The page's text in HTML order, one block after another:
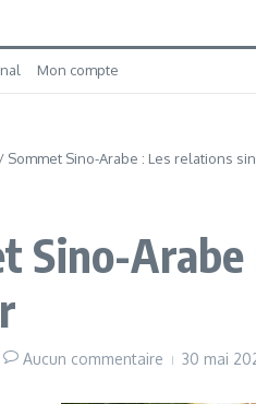
Mon compte
/ Sommet Sino-Arabe : Les relations
Sino-
Aucun commentaire 30 mai